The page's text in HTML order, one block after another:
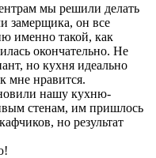
мы решили делать
замерщика, он все
именно такой, как
окончательно. Не
но кухня идеально
мне нравится.
нашу кухню-
стенам, им пришлось
но результат